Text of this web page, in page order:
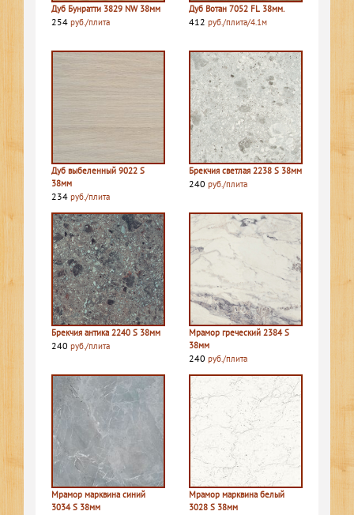
Дуб Бунратти 3829 NW 38мм
254 руб./плита
Дуб Вотан 7052 FL 38мм.
412 руб./плита/4.1м
Дуб выбеленный 9022 S
38мм
234 руб./плита
Брекчия светлая 2238 S 38мм
240 руб./плита
Брекчия антика 2240 S 38мм
240 руб./плита
Мрамор греческий 2384 S
38мм
240 руб./плита
Мрамор марквина синий
3034 S 38мм
Мрамор марквина белый
3028 S 38мм